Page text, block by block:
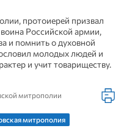
протоиерей призвал
Российской армии,
и помнить о духовной
молодых людей и
и учит товариществу.
митрополии
митрополия